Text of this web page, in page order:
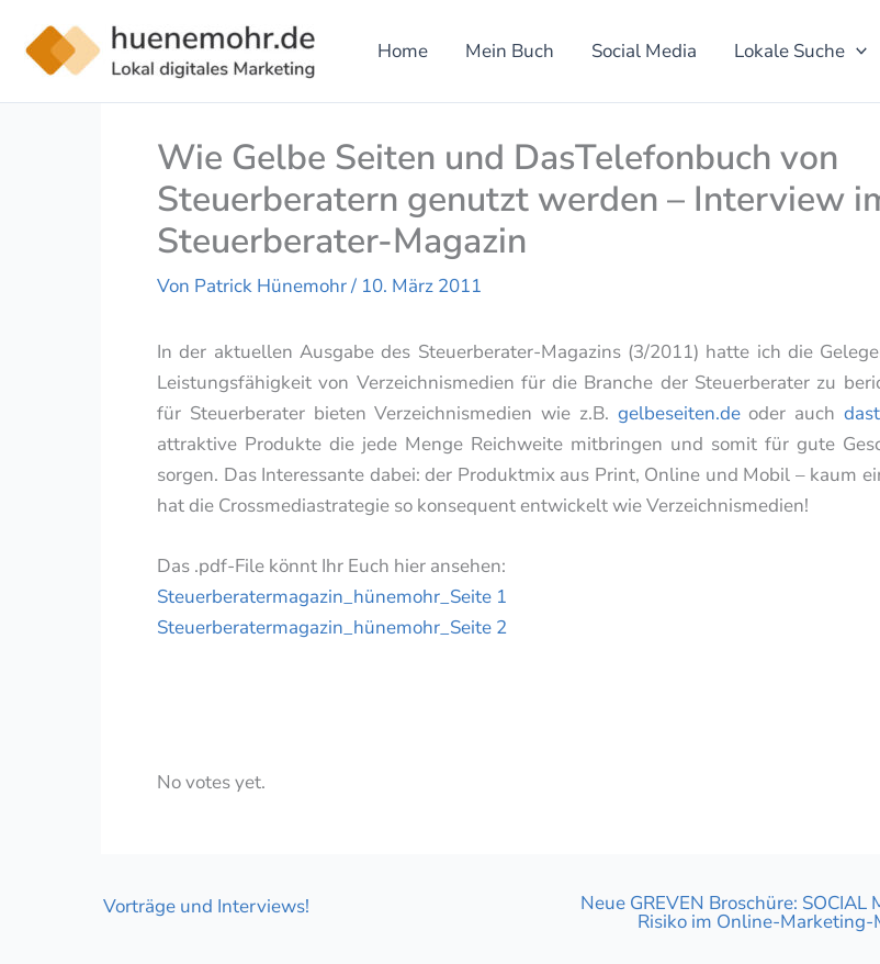
Inhalt
springen
Home Mein Buch Social Media Lokale Suche
Wie Gelbe Seiten und DasTelefonbuch von
Steuerberatern genutzt werden – Interview
Steuerberater-Magazin
Von Patrick Hünemohr/ 10. März 2011
In der aktuellen Ausgabe des Steuerberater-Magazins (3/2011) hatte ich die
Leistungsfähigkeit von Verzeichnismedien für die Branche der Steuerberater zu
für Steuerberater bieten Verzeichnismedien wie z.B. gelbeseiten.deoder auch
attraktive Produkte die jede Menge Reichweite mitbringen und somit für gute
sorgen. Das Interessante dabei: der Produktmix aus Print, Online und Mobil – kaum
hat die Crossmediastrategie so konsequent entwickelt wie Verzeichnismedien!
Das .pdf-File könnt Ihr Euch hier ansehen:
Steuerberatermagazin_hünemohr_Seite 1
Steuerberatermagazin_hünemohr_Seite 2
No votes yet.
Vorträge und Interviews! Neue GREVEN Broschüre: SOCIAL
Risiko im Online-